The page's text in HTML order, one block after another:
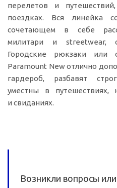
перелетов и
поездках. Вся линейка
сочетающем в себе
милитари и streetwear,
Городские рюкзаки или
Paramount New отлично
гардероб, разбавят
уместны в путешествиях,
и свиданиях.
Возникли вопросы